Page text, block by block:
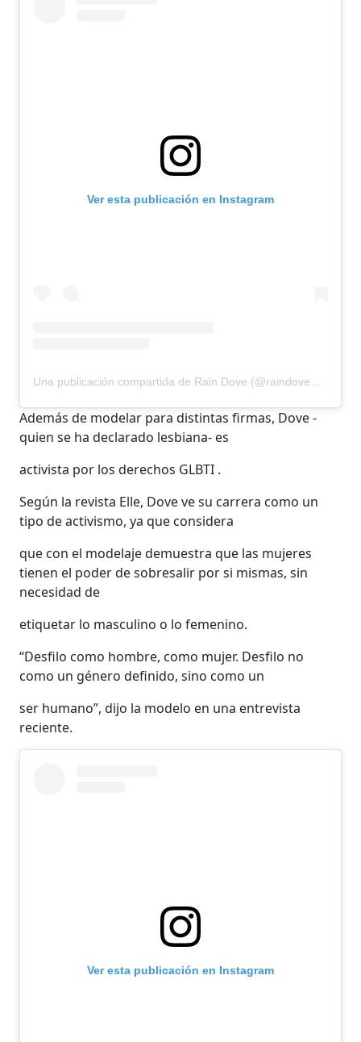
Ver esta publicación en Instagram
Además de modelar para distintas firmas, Dove -
quien se ha declarado lesbiana- es
activista por los derechos GLBTI .
Según la revista Elle, Dove ve su carrera como un
tipo de activismo, ya que considera
que con el modelaje demuestra que las mujeres
tienen el poder de sobresalir por si mismas, sin
necesidad de
etiquetar lo masculino o lo femenino.
“Desfilo como hombre, como mujer. Desfilo no
como un género definido, sino como un
ser humano”, dijo la modelo en una entrevista
reciente.
Ver esta publicación en Instagram